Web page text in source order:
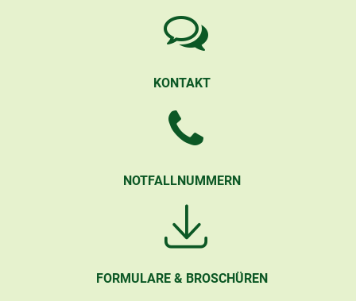
KONTAKT
NOTFALLNUMMERN
FORMULARE & BROSCHÜREN